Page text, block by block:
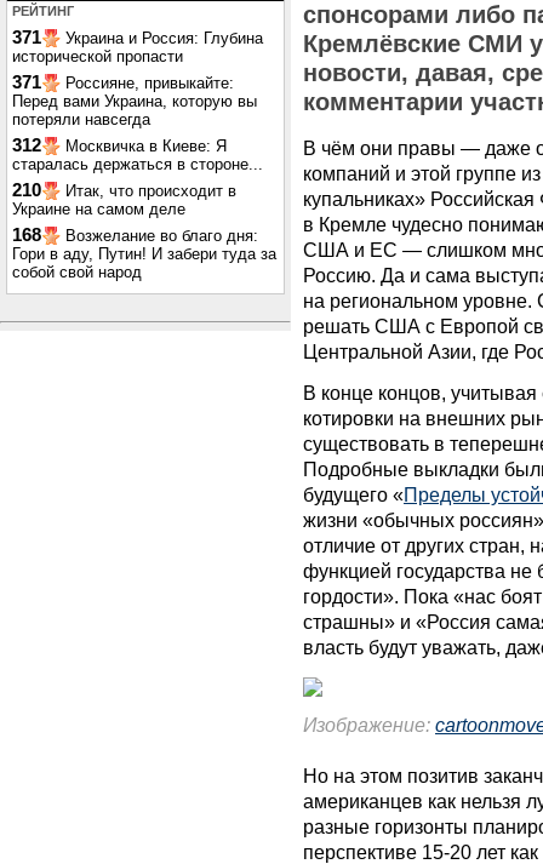
РЕЙТИНГ
371
Украина и Россия: Глубина
исторической пропасти
371
Россияне, привыкайте:
Перед вами Украина, которую вы
потеряли навсегда
312
Москвичка в Киеве: Я
старалась держаться в стороне...
210
Итак, что происходит в
Украине на самом деле
168
Возжелание во благо дня:
Гори в аду, Путин! И забери туда за
собой свой народ
спонсорами либо
Кремлёвские СМИ
новости, давая,
комментарии
В чём они правы — даже
компаний и этой группе
купальниках»
в Кремле чудесно
США и ЕС — слишком
Россию. Да и сама
на региональном уровне.
решать США с Европой
Центральной Азии, где
В конце концов,
котировки на внешних
существовать в
Подробные выкладки
будущего «Пределы
жизни «обычных
отличие от других стран,
функцией государства не
гордости». Пока «нас
страшны» и «Россия
власть будут уважать,
Изображение:
Но на этом позитив
американцев как нельзя
разные горизонты
перспективе 15-20 лет